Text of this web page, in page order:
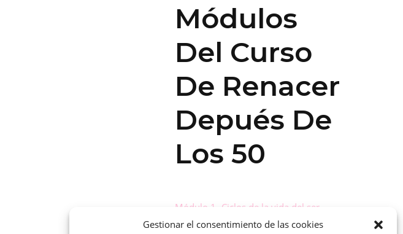
Gestionar el consentimiento de las cookies
Módulos
Del Curso
De Renacer
Depués De
Los 50
Módulo 1- Ciclos de la vida del ser
humano y el niño interior